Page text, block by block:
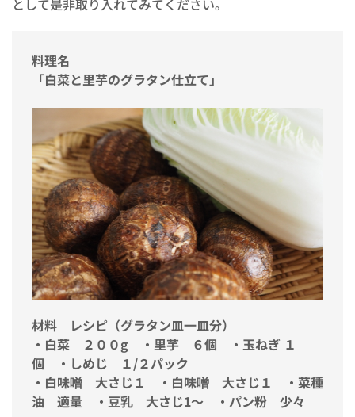
として是非取り入れてみてください。
料理名
「白菜と里芋のグラタン仕立て」
材料 レシピ（グラタン皿一皿分）
・白菜 ２００g ・里芋 ６個 ・玉ねぎ １
個 ・しめじ １/２パック
・白味噌 大さじ１ ・白味噌 大さじ１ ・菜種
油 適量 ・豆乳 大さじ1～ ・パン粉 少々